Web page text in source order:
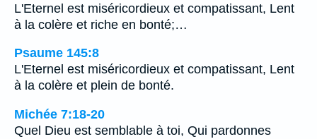
L'Eternel est miséricordieux et compatissant, Lent
à la colère et riche en bonté;…
Psaume 145:8
L'Eternel est miséricordieux et compatissant, Lent
à la colère et plein de bonté.
Michée 7:18-20
Quel Dieu est semblable à toi, Qui pardonnes